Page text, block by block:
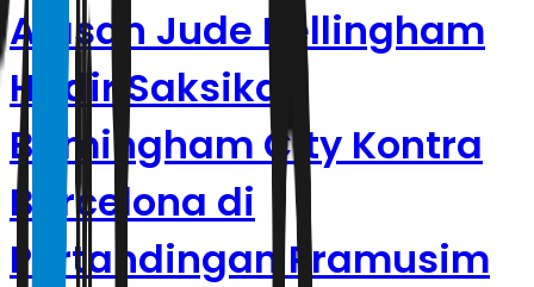
Alasan Jude Bellingham
Hadir Saksikan
Birmingham City Kontra
Barcelona di
Pertandingan Pramusim